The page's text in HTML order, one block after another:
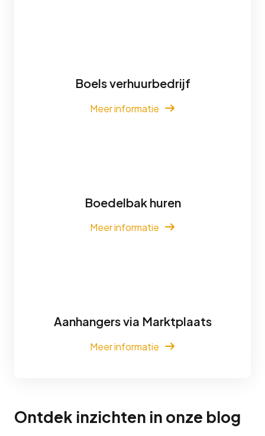
Boels verhuurbedrijf
Meer informatie
Boedelbak huren
Meer informatie
Aanhangers via Marktplaats
Meer informatie
Ontdek inzichten in onze blog